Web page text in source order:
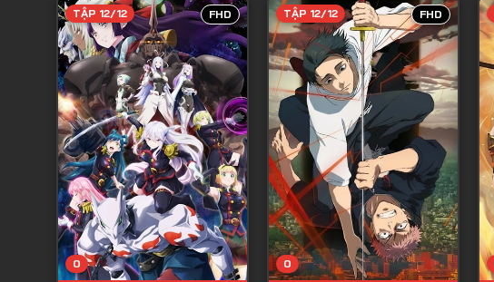
Tập 7
Tập 8
Tập 9
Tập 10
Tập 11
Tập 12
Tập 13
Tập 14
Tập 15
FHD
0
TẬP 12/12 FHD
0
TẬP 12/12